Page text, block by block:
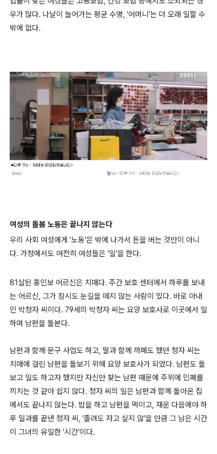
우가 많다. 나날이 늘어가는 평균 수명, '어머니'는 더 오래 일할 수
밖에 없다.
여성의 돌봄 노동은 끝나지 않는다
우리 사회 여성에게 '노동'은 밖에 나가서 돈을 버는 것만이 아니
다. 가정에서도 여전히 여성들은 '일'을 한다.
81살된 홍인보 어르신은 치매다. 주간 보호 센터에서 하루를 보내
는 어르신, 그가 잠시도 눈길을 떼지 않는 사람이 있다. 바로 아내
인 박청자 씨이다. 79세의 박청자 씨는 요양 보호사로 이곳에서 일
하며 남편을 돌본다.
남편과 함께 문구 사업도 하고, 딸과 함께 까페도 했던 청자 씨는
치매에 걸린 남편을 돌보기 위해 요양 보호사가 되었다. 남편도 돌
보고 일도 하고자 했지만 자신만 찾는 남편 때문에 주위에 민폐를
끼치는 것 같아 쉽지 않다. 청자 씨의 일은 남편과 함께 돌아온 집
에서도 끝나지 않는다. 밥을 하고 남편을 먹이고, 재운 다음에야 하
루 일과를 끝낸 청자 씨, '졸려도 자고 싶지 않'을 만큼 그 남은 시간
이 그녀의 유일한 '시간'이다.